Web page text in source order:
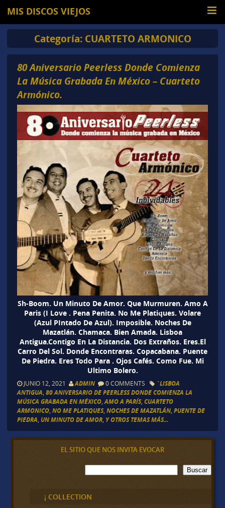
MIS DISCOS VIEJOS
Categoría: CUARTETO ARMONICO
80 Aniversario Peerless Donde Comienza
La Música Grabada En México – Cuarteto
Armónico.
Sh-Boom. Un Minuto De Amor. Que Murmuren. Amo A
Paris (I Love . Pena Penita. No Me Platiques. Volare
(Azul PIntado De Azul). Imposible. Noches De
Mazatlán. Chamaca. Bien Amada. Lisboa
Antigua.Contigo En La Distancia. Dos Extraños. Eres.El
Carro Del Sol. Donde Encontraras. Copacabana. Puente
De Piedra. Eres Todo Para . Ojos Cafés. Como Fue. Mi
Ultimo Bolero.
JUNIO 12, 2021 ADMIN 0 COMMENTS
´LISBOA
ANTIGUA 80 ANIVERSARIO DE PEERLESS DONDE COMIENZA LA
MÚSICA GRABADA EN MÉXICO, AMO A PARÍS, CUARTETO
ARMONICO, NO ME PLATIQUES, NOCHES DE MAZATLÁN, PUENTE DE
PIEDRA UN MINUTO DE AMOR, Y OTROS TEMAS MÁS...
EL SITIO QUE NOS INVITA EVOCAR
B
u
c
a
Buscar
¡ COLLECTION